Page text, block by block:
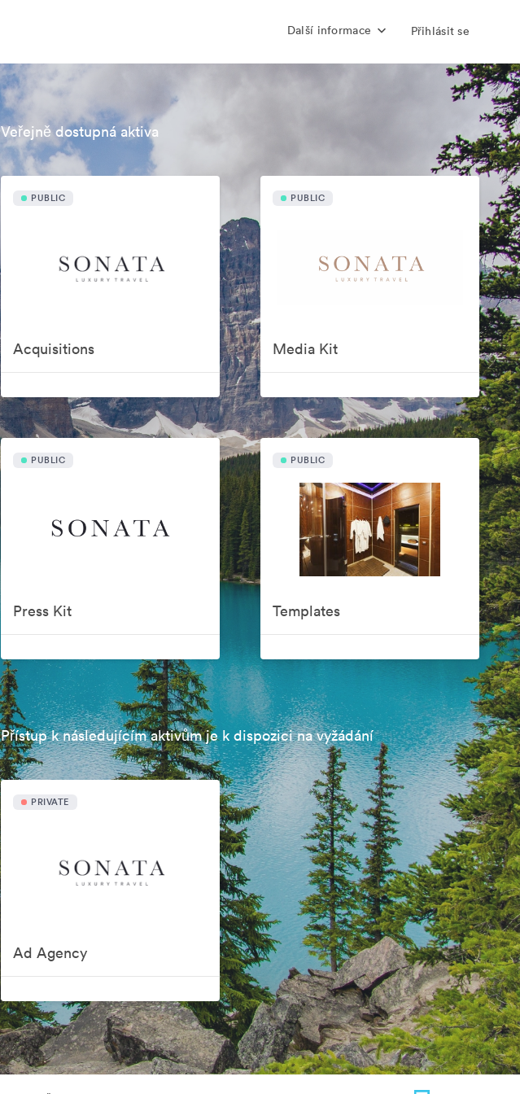
Další informace Přihlásit se
Veřejně dostupná aktiva
PUBLIC
Acquisitions
PUBLIC
Media Kit
PUBLIC
Press Kit
PUBLIC
Templates
Přístup k následujícím aktivům je k dispozici na vyžádání
PRIVATE
Ad Agency